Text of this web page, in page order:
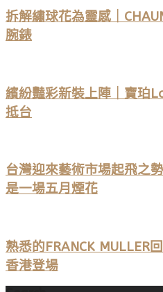
拆解繡球花為靈感｜
腕錶
繽紛豔彩新裝上陣｜寶珀
抵台
台灣迎來藝術市場起飛之
是一場五月煙花
熟悉的FRANCK MULLER
香港登場